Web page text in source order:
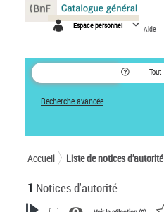
Espace personnel Aide
Tout
Recherche avancée
Accueil Liste de notices d’autorité
1 Notices d'autorité
Panneau de gestion des cookies